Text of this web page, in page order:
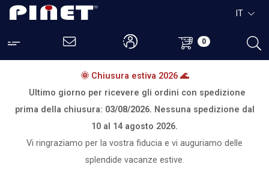
0
IT
🌞 Chiusura estiva 2026 🌊
Ultimo giorno per ricevere gli ordini con spedizione
prima della chiusura: 03/08/2026. Nessuna spedizione dal
10 al 14 agosto 2026.
Vi ringraziamo per la vostra fiducia e vi auguriamo delle
splendide vacanze estive.